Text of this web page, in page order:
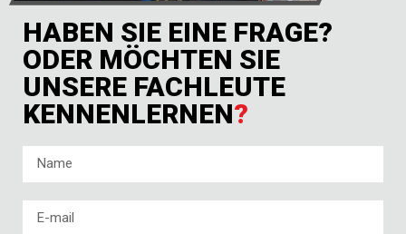
HABEN SIE EINE FRAGE?
ODER MÖCHTEN SIE
UNSERE FACHLEUTE
KENNENLERNEN?